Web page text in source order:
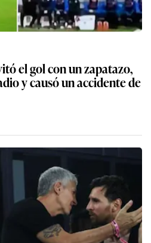
el gol con un zapatazo,
y causó un accidente de